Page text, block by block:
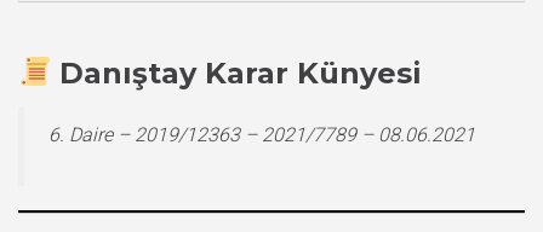
Danıştay Karar Künyesi
6. Daire – 2019/12363 – 2021/7789 – 08.06.2021